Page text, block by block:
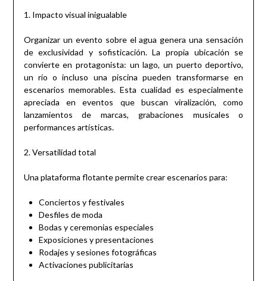
1. Impacto visual inigualable
Organizar un evento sobre el agua genera una sensación
de exclusividad y sofisticación. La propia ubicación se
convierte en protagonista: un lago, un puerto deportivo,
un río o incluso una piscina pueden transformarse en
escenarios memorables. Esta cualidad es especialmente
apreciada en eventos que buscan viralización, como
lanzamientos de marcas, grabaciones musicales o
performances artísticas.
2. Versatilidad total
Una plataforma flotante permite crear escenarios para:
Conciertos y festivales
Desfiles de moda
Bodas y ceremonias especiales
Exposiciones y presentaciones
Rodajes y sesiones fotográficas
Activaciones publicitarias